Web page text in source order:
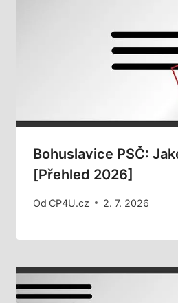
Bohuslavice PSČ:
[Přehled 2026]
Od CP4U.cz 2. 7. 2026